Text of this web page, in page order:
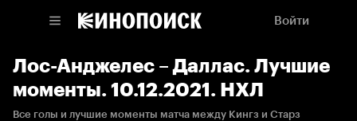
Войти
Лос-Анджелес – Даллас. Лучшие
моменты. 10.12.2021. НХЛ
Все голы и лучшие моменты матча между Кингз и Старз